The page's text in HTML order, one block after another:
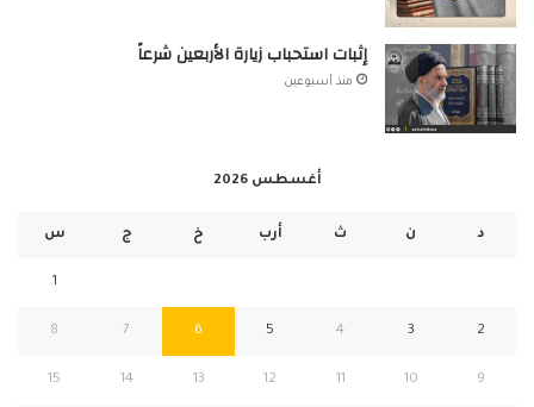
إثبات استحباب زيارة الأربعين شرعاً
منذ أسبوعين
أغسطس 2026
د ن ث أرب خ ج س
1
2
3
4
5
6
7
8
9
10
11
12
13
14
15